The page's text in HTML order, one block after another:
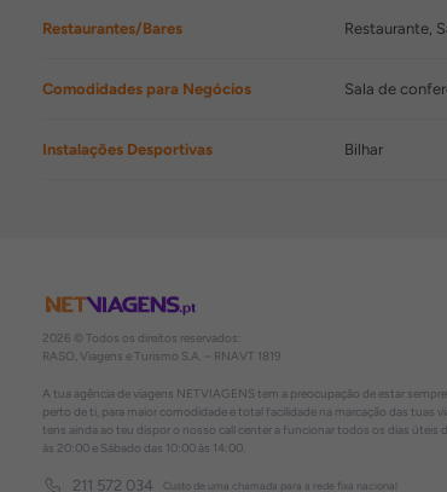
Restaurantes/Bares Restaurante,
Comodidades para Negócios Sala de
Instalações Desportivas Bilhar
2026 © Todos os direitos reservados:
RASO, Viagens e Turismo S.A. – RNAVT 1819
A tua agência de viagens NETVIAGENS tem a preocupação de estar
perto de ti, para maior comodidade e total facilidade na marcação das tuas
tens ainda ao teu dispor o nosso call center a funcionar todos os dias úteis
às 20:00 e Sábado das 10:00 às 14:00.
211 572 034 Custo de uma chamada para a rede fixa nacional